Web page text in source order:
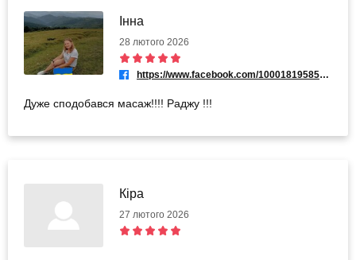
Інна
28 лютого 2026
https://www.facebook.com/100018195855380
Дуже сподобався масаж!!!! Раджу !!!
Кіра
27 лютого 2026